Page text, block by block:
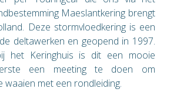
Maeslantkering brengt
Deze stormvloedkering is een
deltawerken en geopend in 1997.
het Keringhuis is dit een mooie
een meeting te doen om
waaien met een rondleiding.